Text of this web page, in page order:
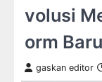
volusi
orm Baru
gaskan editor